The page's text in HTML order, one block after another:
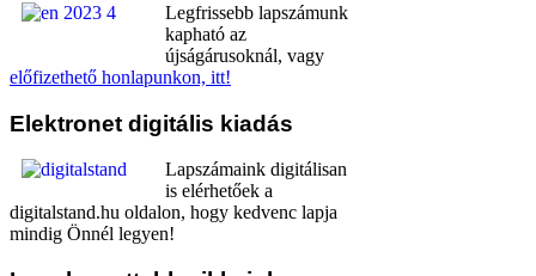
Legfrissebb lapszámunk
kapható az
újságárusoknál, vagy
előfizethető honlapunkon, itt!
Elektronet digitális kiadás
Lapszámaink digitálisan
is elérhetőek a
digitalstand.hu oldalon, hogy kedvenc lapja
mindig Önnél legyen!